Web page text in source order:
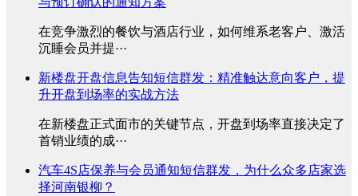
在竞争激烈的餐饮与酒店行业，如何维系老客户、激活
沉睡会员并提···
新楼盘开盘信息告知短信群发：精准触达意向客户，提
升开盘到场率的实战方法
在新楼盘正式面市的关键节点，开盘到场率直接决定了
首销业绩的成···
汽车4S店保养与会员通知短信群发，为什么众多店家选
择河南银柳？